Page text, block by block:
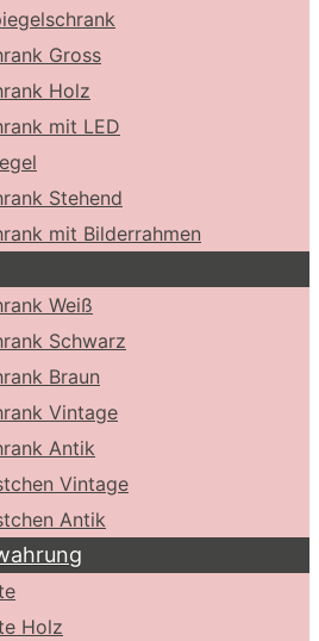
Gross
Holz
mit LED
Stehend
mit Bilderrahmen
Weiß
Schwarz
Braun
Vintage
Antik
Vintage
Antik
Holz